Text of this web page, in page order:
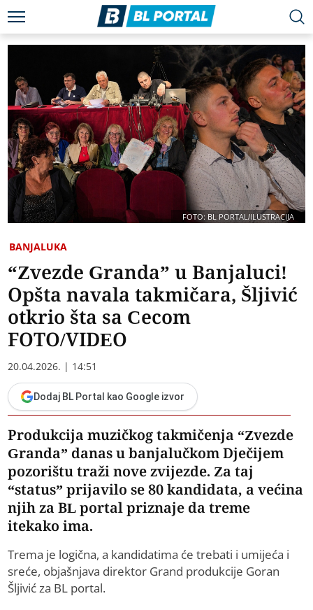
FOTO: BL PORTAL/ILUSTRACIJA
BANJALUKA
“Zvezde Granda” u Banjaluci!
Opšta navala takmičara, Šljivić
otkrio šta sa Cecom
FOTO/VIDEO
20.04.2026. | 14:51
Dodaj BL Portal kao Google izvor
Produkcija muzičkog takmičenja “Zvezde
Granda” danas u banjalučkom Dječijem
pozorištu traži nove zvijezde. Za taj
“status” prijavilo se 80 kandidata, a većina
njih za BL portal priznaje da treme
itekako ima.
Trema je logična, a kandidatima će trebati i umijeća i
sreće, objašnjava direktor Grand produkcije Goran
Šljivić za BL portal.